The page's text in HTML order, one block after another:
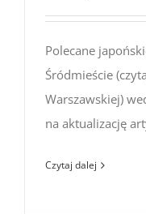
Polecane
Śródmieście
Warszawskiej)
na aktualizację
Czytaj dalej